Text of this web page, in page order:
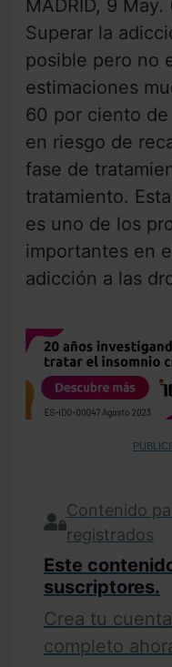
MADRID, 9 May.
Superar la
posible pero no
estimaciones
60 por ciento
en riesgo de
fase de
tratamiento.
es uno de los
importantes en
adicción a las
Contenido
registrados
Este
suscriptores.
Crea tu cuenta
completo